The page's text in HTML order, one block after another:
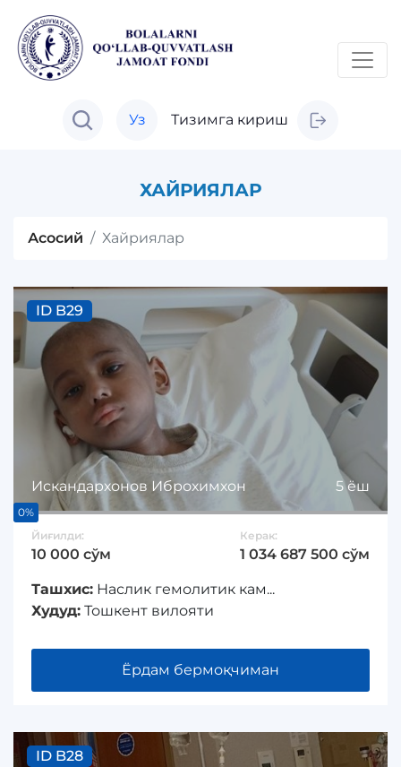
Уз Тизимга кириш
ХАЙРИЯЛАР
Асосий Хайриялар
Искандархонов Иброхимхон 5 ёш
ID B29
0%
Йиғилди:
10 000 сўм
Керак:
1 034 687 500 сўм
Ташхис: Наслик гемолитик кам...
Худуд: Тошкент вилояти
Ёрдам бермоқчиман
ID B28